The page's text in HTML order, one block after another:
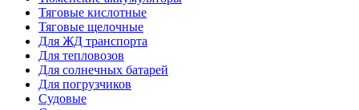
Тяговые кислотные
Тяговые щелочные
Для ЖД транспорта
Для тепловозов
Для солнечных батарей
Для погрузчиков
Судовые